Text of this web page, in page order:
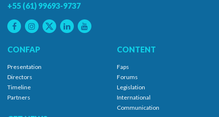
+55 (61) 99693-9737
CONFAP
Presentation
Directors
Timeline
Partners
CONTENT
Faps
Forums
Legislation
International
Communication